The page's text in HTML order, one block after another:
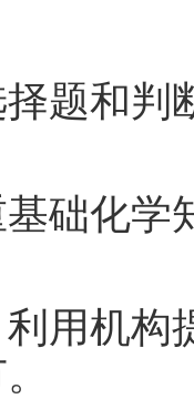
和判
化学
机构